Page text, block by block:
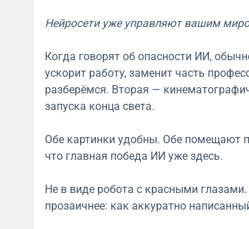
Нейросети уже управляют вашим
Когда говорят об опасности ИИ,
ускорит работу, заменит часть
разберёмся. Вторая —
запуска конца света.
Обе картинки удобны. Обе помещают
что главная победа ИИ уже здесь.
Не в виде робота с красными
прозаичнее: как аккуратно